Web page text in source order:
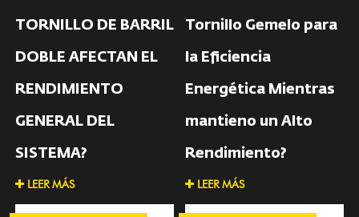
TORNILLO DE BARRIL
DOBLE AFECTAN EL
RENDIMIENTO
GENERAL DEL
SISTEMA?
LEER MÁS
Tornillo Gemelo para
la Eficiencia
Energética Mientras
mantieno un Alto
Rendimiento?
LEER MÁS